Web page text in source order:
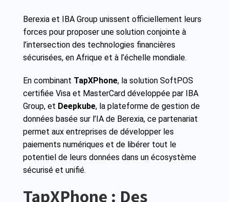
Berexia et IBA Group unissent officiellement leurs
forces pour proposer une solution conjointe à
l’intersection des technologies financières
sécurisées, en Afrique et à l’échelle mondiale.
En combinant TapXPhone, la solution SoftPOS
certifiée Visa et MasterCard développée par IBA
Group, et Deepkube, la plateforme de gestion de
données basée sur l’IA de Berexia, ce partenariat
permet aux entreprises de développer les
paiements numériques et de libérer tout le
potentiel de leurs données dans un écosystème
sécurisé et unifié.
TapXPhone : Des